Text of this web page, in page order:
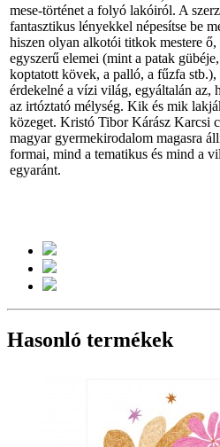
mese-történet a folyó lakóiról. A
fantasztikus lényekkel népesítse be
hiszen olyan alkotói titkok mestere ő,
egyszerű elemei (mint a patak
koptatott kövek, a palló, a fűzfa
érdekelné a vízi világ, egyáltalán az,
az irtóztató mélység. Kik és mik
közeget. Kristó Tibor Kárász Karcsi
magyar gyermekirodalom magasra
formai, mind a tematikus és mind a
egyaránt.
Hasonló termékek